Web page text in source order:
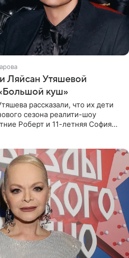
Ляйсан Утяшевой
куш»
рассказали, что их дети
сезона реалити-шоу
Роберт и 11-летняя София